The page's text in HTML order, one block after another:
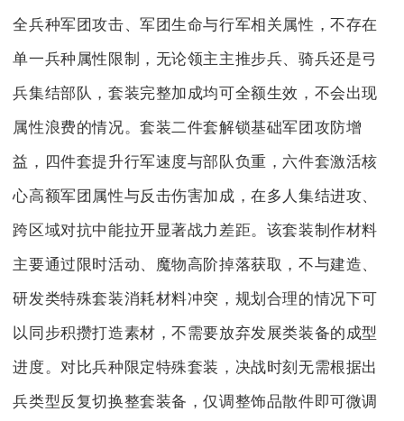
全兵种军团攻击、军团生命与行军相关属性，不存在
单一兵种属性限制，无论领主主推步兵、骑兵还是弓
兵集结部队，套装完整加成均可全额生效，不会出现
属性浪费的情况。套装二件套解锁基础军团攻防增
益，四件套提升行军速度与部队负重，六件套激活核
心高额军团属性与反击伤害加成，在多人集结进攻、
跨区域对抗中能拉开显著战力差距。该套装制作材料
主要通过限时活动、魔物高阶掉落获取，不与建造、
研发类特殊套装消耗材料冲突，规划合理的情况下可
以同步积攒打造素材，不需要放弃发展类装备的成型
进度。对比兵种限定特殊套装，决战时刻无需根据出
兵类型反复切换整套装备，仅调整饰品散件即可微调